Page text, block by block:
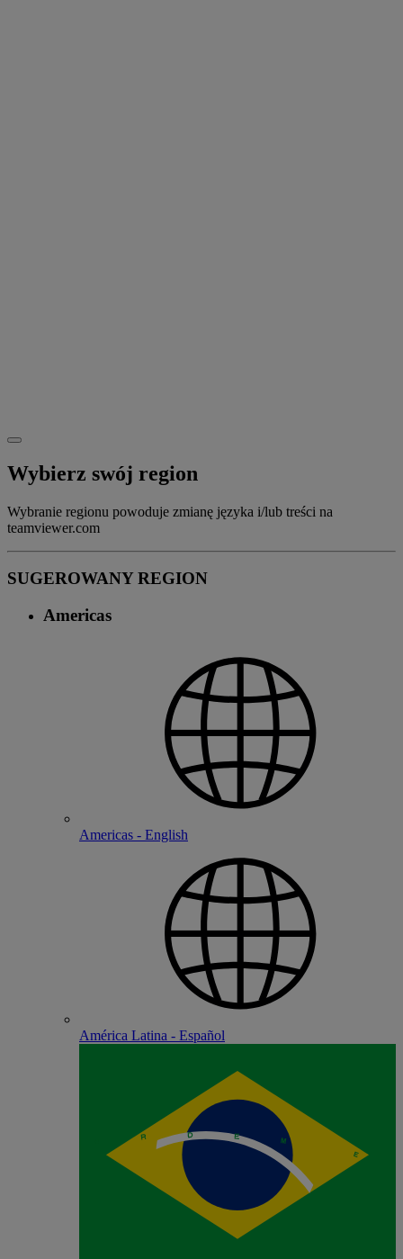
Wybierz swój region
Wybranie regionu powoduje zmianę języka i/lub treści na
teamviewer.com
SUGEROWANY REGION
Americas
Americas - English
América Latina - Español